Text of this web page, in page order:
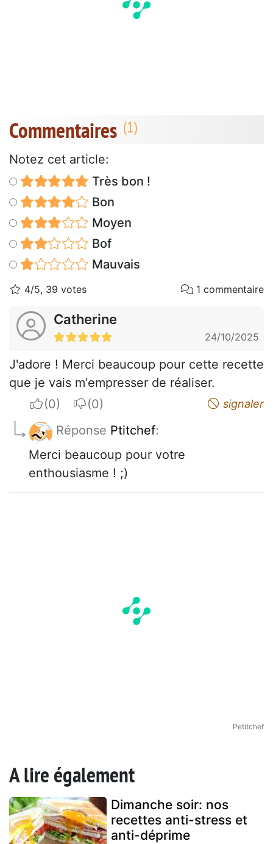
Commentaires
Notez cet article:
Très bon !
Bon
Moyen
Bof
Mauvais
4/5, 39 votes 1 commentaire
Catherine
24/10/2025
J'adore ! Merci beaucoup pour cette recette
que je vais m'empresser de réaliser.
I apreciateI do not appreciate signaler
Réponse Ptitchef:
Merci beaucoup pour votre
enthousiasme ! ;)
Petitchef
A lire également
Dimanche soir: nos
recettes anti-stress et
anti-déprime